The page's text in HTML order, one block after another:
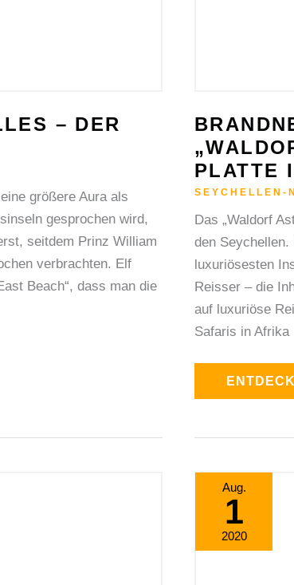
– DER
größere Aura als
gesprochen wird,
seitdem Prinz William
verbrachten. Elf
Beach“, dass man die
PLATTE
SEYCHELLEN-
Das „Waldorf
den
luxuriösesten
Reisser – die
auf luxuriöse
Safaris in Afrika
Aug.
1
2020
EIN
SCHÖNER
TAG
–